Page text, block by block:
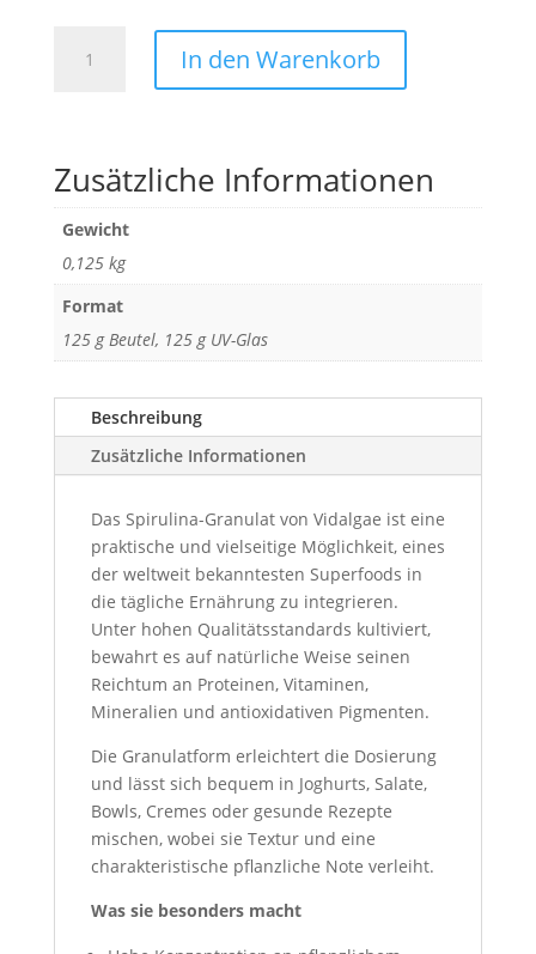
VIDALGAE
In den Warenkorb
Zusätzliche Informationen
Gewicht
0,125 kg
Format
125 g Beutel, 125 g UV-Glas
Beschreibung
Zusätzliche Informationen
Das Spirulina-Granulat von Vidalgae ist eine
praktische und vielseitige Möglichkeit, eines
der weltweit bekanntesten Superfoods in
die tägliche Ernährung zu integrieren.
Unter hohen Qualitätsstandards kultiviert,
bewahrt es auf natürliche Weise seinen
Reichtum an Proteinen, Vitaminen,
Mineralien und antioxidativen Pigmenten.
Die Granulatform erleichtert die Dosierung
und lässt sich bequem in Joghurts, Salate,
Bowls, Cremes oder gesunde Rezepte
mischen, wobei sie Textur und eine
charakteristische pflanzliche Note verleiht.
Was sie besonders macht